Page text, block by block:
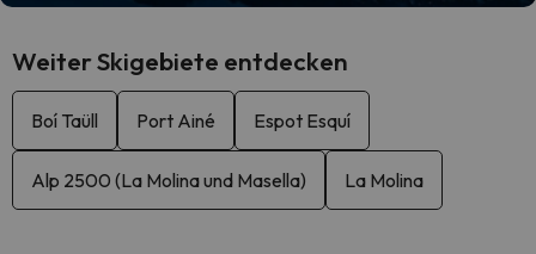
Weiter Skigebiete entdecken
Boí Taüll Port Ainé Espot Esquí
Alp 2500 (La Molina und Masella) La Molina